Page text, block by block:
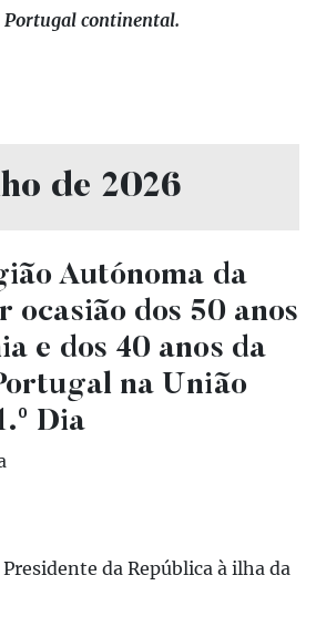
Portugal continental.
de 2026
Autónoma da
ocasião dos 50 anos
e dos 40 anos da
na União
Dia
da República à ilha da